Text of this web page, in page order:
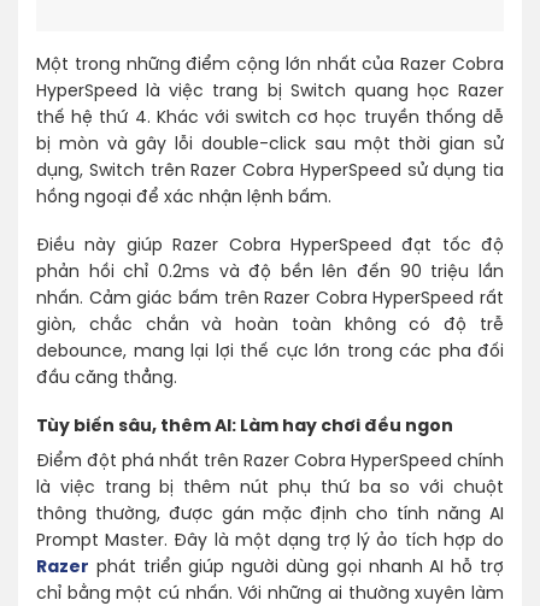
Một trong những điểm cộng lớn nhất của Razer Cobra
HyperSpeed là việc trang bị Switch quang học Razer
thế hệ thứ 4. Khác với switch cơ học truyền thống dễ
bị mòn và gây lỗi double-click sau một thời gian sử
dụng, Switch trên Razer Cobra HyperSpeed sử dụng tia
hồng ngoại để xác nhận lệnh bấm.
Điều này giúp Razer Cobra HyperSpeed đạt tốc độ
phản hồi chỉ 0.2ms và độ bền lên đến 90 triệu lần
nhấn. Cảm giác bấm trên Razer Cobra HyperSpeed rất
giòn, chắc chắn và hoàn toàn không có độ trễ
debounce, mang lại lợi thế cực lớn trong các pha đối
đầu căng thẳng.
Tùy biến sâu, thêm AI: Làm hay chơi đều ngon
Điểm đột phá nhất trên Razer Cobra HyperSpeed chính
là việc trang bị thêm nút phụ thứ ba so với chuột
thông thường, được gán mặc định cho tính năng AI
Prompt Master. Đây là một dạng trợ lý ảo tích hợp do
Razer phát triển giúp người dùng gọi nhanh AI hỗ trợ
chỉ bằng một cú nhấn. Với những ai thường xuyên làm